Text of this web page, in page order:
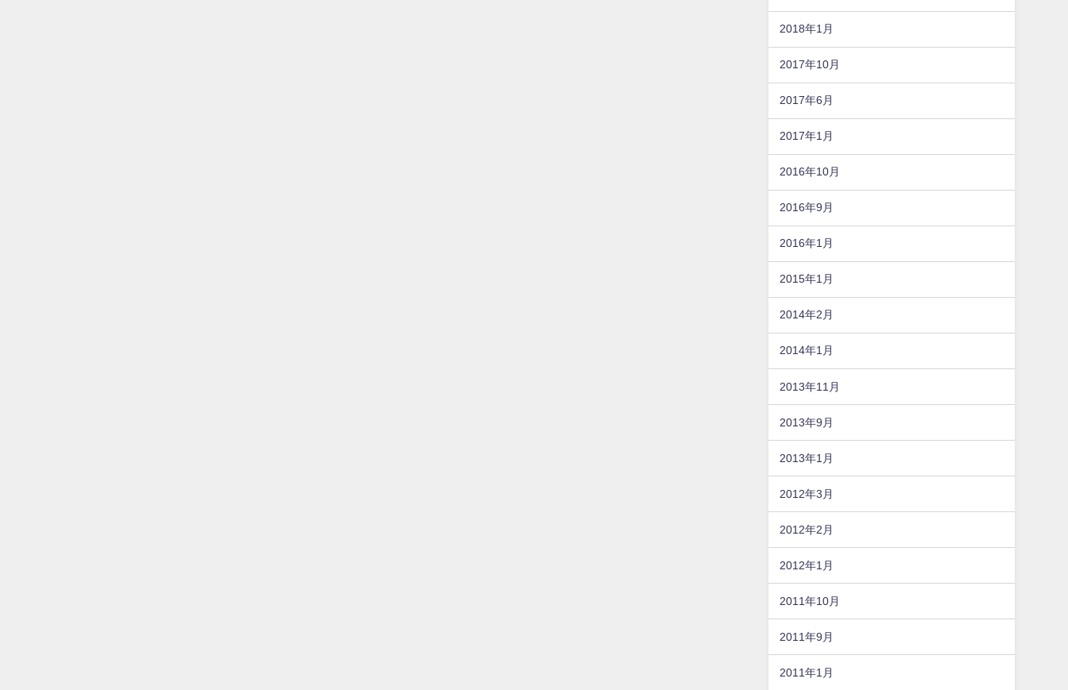
2018年1月
2017年10月
2017年6月
2017年1月
2016年10月
2016年9月
2016年1月
2015年1月
2014年2月
2014年1月
2013年11月
2013年9月
2013年1月
2012年3月
2012年2月
2012年1月
2011年10月
2011年9月
2011年1月